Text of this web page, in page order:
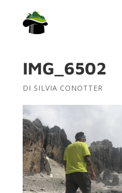
IMG_6502
DI SILVIA CONOTTER